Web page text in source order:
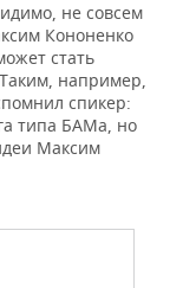
не совсем
Кононенко
стать
например,
спикер:
типа БАМа, но
Максим